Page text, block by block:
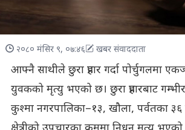
२०८० मंसिर ९, ०७:४६ खबर संवाददाता
आफ्नै साथीले छुरा प्रहार गर्दा पोर्चुगलमा
युवकको मृत्यु भएको छ। छुरा प्रहारबाट
कुश्मा नगरपालिका–१३, खौला, पर्वतका ३६